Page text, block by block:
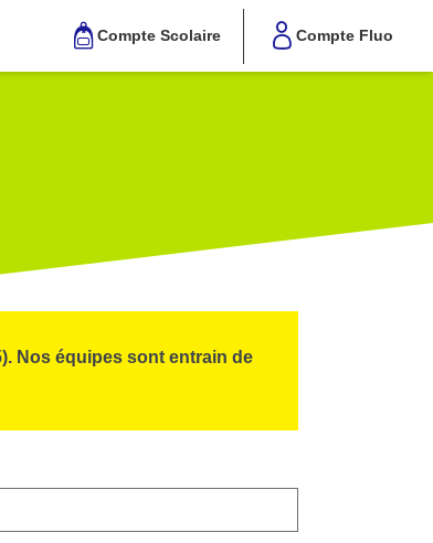
Nos équipes sont entrain de
Compte Scolaire Compte Fluo